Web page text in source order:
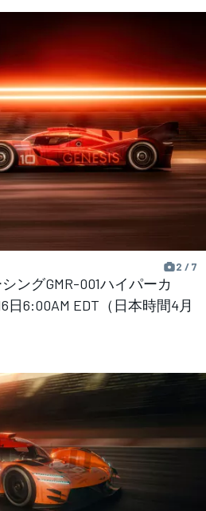
2 / 7
ングGMR-001ハイパーカ
日6:00AM EDT（日本時間4月